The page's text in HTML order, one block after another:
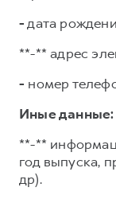
-дата
**-** адрес
- номер
Иные данные:
**-**
год выпуска,
др).